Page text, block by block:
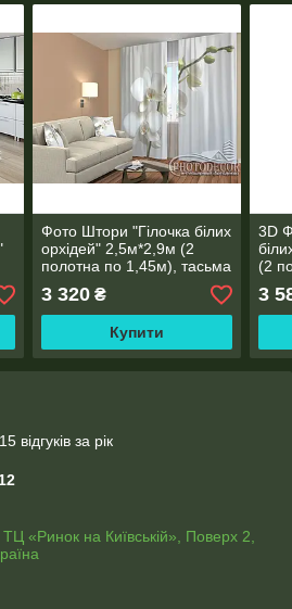
Фото Штори "Гілочка білих
орхідей" 2,5м*2,9м (2
полотна по 1,45м), тасьма
3 320₴
Купити
3D
(2
3
відгуків за рік
«Ринок на Київській», Поверх 2,